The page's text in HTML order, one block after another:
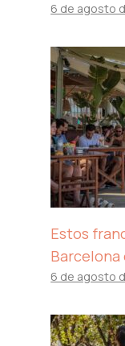
6 de agosto
Estos
Barcelona
6 de agosto